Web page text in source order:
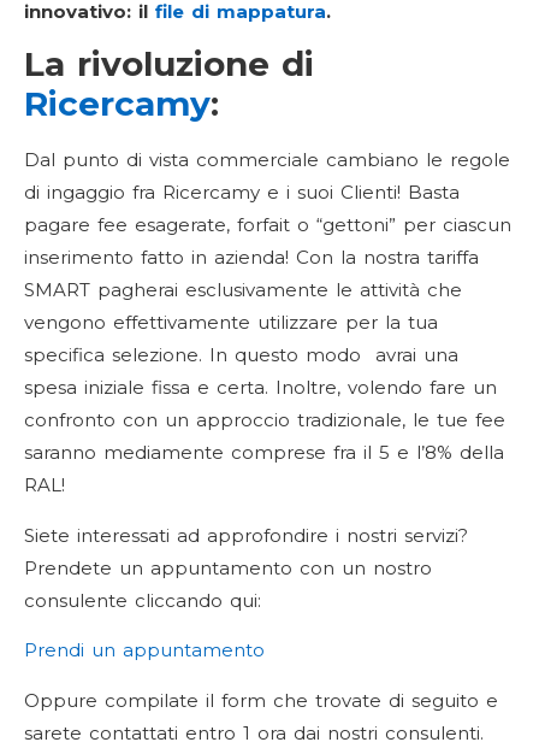
innovativo: il file di mappatura.
La rivoluzione di
Ricercamy:
Dal punto di vista commerciale cambiano le regole
di ingaggio fra Ricercamy e i suoi Clienti! Basta
pagare fee esagerate, forfait o “gettoni” per ciascun
inserimento fatto in azienda! Con la nostra tariffa
SMART pagherai esclusivamente le attività che
vengono effettivamente utilizzare per la tua
specifica selezione. In questo modo avrai una
spesa iniziale fissa e certa. Inoltre, volendo fare un
confronto con un approccio tradizionale, le tue fee
saranno mediamente comprese fra il 5 e l’8% della
RAL!
Siete interessati ad approfondire i nostri servizi?
Prendete un appuntamento con un nostro
consulente cliccando qui:
Prendi un appuntamento
Oppure compilate il form che trovate di seguito e
sarete contattati entro 1 ora dai nostri consulenti.